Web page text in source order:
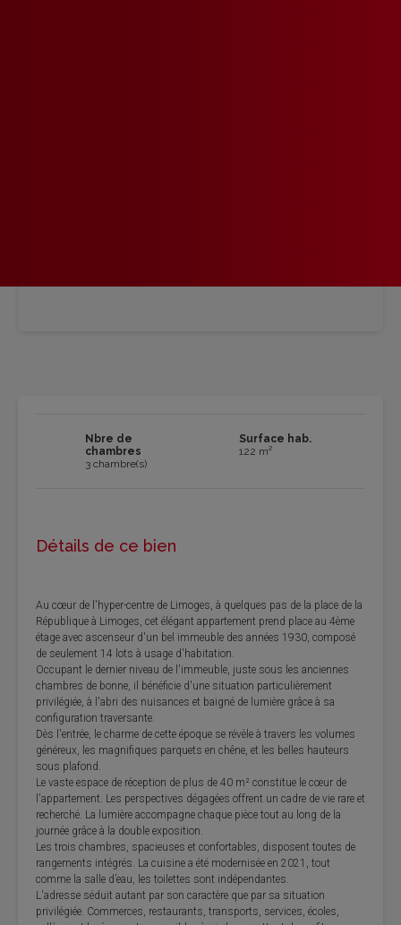
Nbre de
chambres
3 chambre(s)
Surface hab.
122 m²
Détails de ce bien
Au cœur de l'hyper-centre de Limoges, à quelques pas de la place de la
République à Limoges, cet élégant appartement prend place au 4ème
étage avec ascenseur d'un bel immeuble des années 1930, composé
de seulement 14 lots à usage d'habitation.
Occupant le dernier niveau de l'immeuble, juste sous les anciennes
chambres de bonne, il bénéficie d'une situation particulièrement
privilégiée, à l'abri des nuisances et baigné de lumière grâce à sa
configuration traversante.
Dès l'entrée, le charme de cette époque se révèle à travers les volumes
généreux, les magnifiques parquets en chêne, et les belles hauteurs
sous plafond.
Le vaste espace de réception de plus de 40 m² constitue le cœur de
l'appartement. Les perspectives dégagées offrent un cadre de vie rare et
recherché. La lumière accompagne chaque pièce tout au long de la
journée grâce à la double exposition.
Les trois chambres, spacieuses et confortables, disposent toutes de
rangements intégrés. La cuisine a été modernisée en 2021, tout
comme la salle d’eau, les toilettes sont indépendantes.
L'adresse séduit autant par son caractère que par sa situation
privilégiée. Commerces, restaurants, transports, services, écoles,